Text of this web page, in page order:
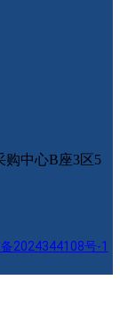
购中心B座3区5
2024344108号-1